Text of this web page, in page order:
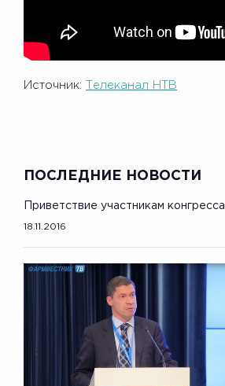
Источник: Телеканал НТВ
ПОСЛЕДНИЕ НОВОСТИ
Приветствие участникам конгресса
18.11.2016